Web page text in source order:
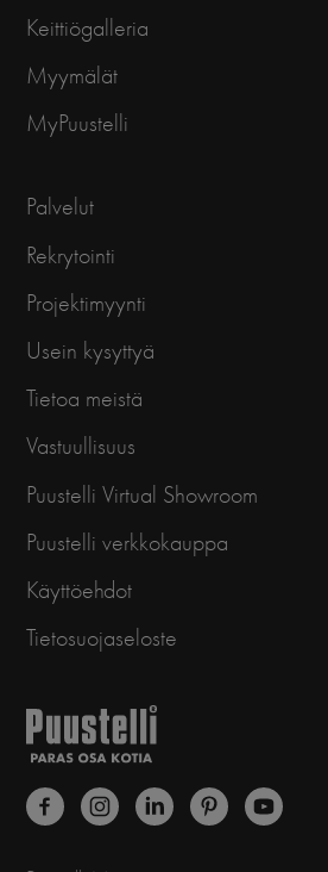
Keittiögalleria
Myymälät
MyPuustelli
Palvelut
Rekrytointi
Projektimyynti
Usein kysyttyä
Tietoa meistä
Vastuullisuus
Puustelli Virtual Showroom
Puustelli verkkokauppa
Käyttöehdot
Tietosuojaseloste